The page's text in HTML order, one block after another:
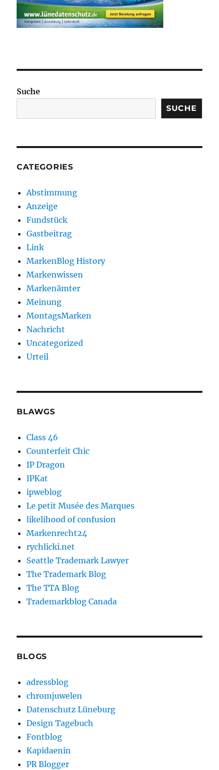
Suche
SUCHE
CATEGORIES
Abstimmung
Anzeige
Fundstück
Gastbeitrag
Link
MarkenBlog History
Markenwissen
Markenämter
Meinung
MontagsMarken
Nachricht
Uncategorized
Urteil
BLAWGS
Class 46
Counterfeit Chic
IP Dragon
IPKat
ipweblog
Le petit Musée des Marques
likelihood of confusion
Markenrecht24
rychlicki.net
Seattle Trademark Lawyer
The Trademark Blog
The TTA Blog
Trademarkblog Canada
BLOGS
adressblog
chromjuwelen
Datenschutz Lüneburg
Design Tagebuch
Fontblog
Kapidaenin
PR Blogger